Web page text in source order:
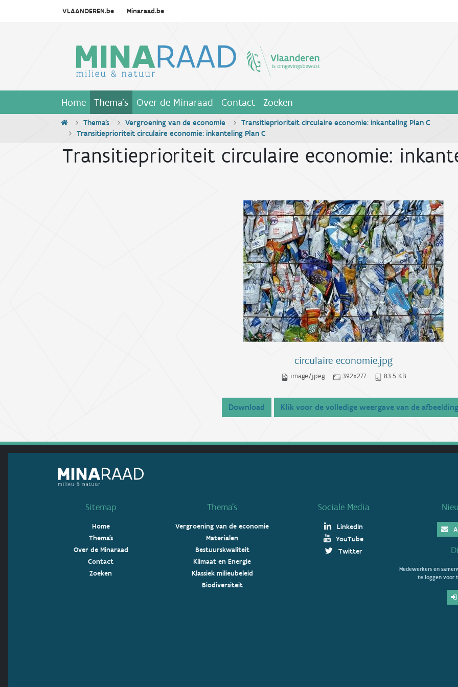
VLAANDEREN.be Minaraad.be
Home Thema's Over de Minaraad Contact Zoeken
Thema's Vergroening van de economie
Transitieprioriteit circulaire economie: inkanteling Plan C
Transitieprioriteit circulaire economie: inkanteling Plan C
Transitieprioriteit circulaire economie:
circulaire economie.jpg
image/jpeg 392x277 83.5 KB
Download Klik voor de volledige weergave van de afbeelding
Sitemap
Home
Thema's
Over de Minaraad
Contact
Zoeken
Thema’s
Vergroening van de economie
Materialen
Bestuurskwaliteit
Klimaat en Energie
Klassiek milieubeleid
Biodiversiteit
Sociale Media
LinkedIn
YouTube
Twitter
Medewerkers en
te loggen voor